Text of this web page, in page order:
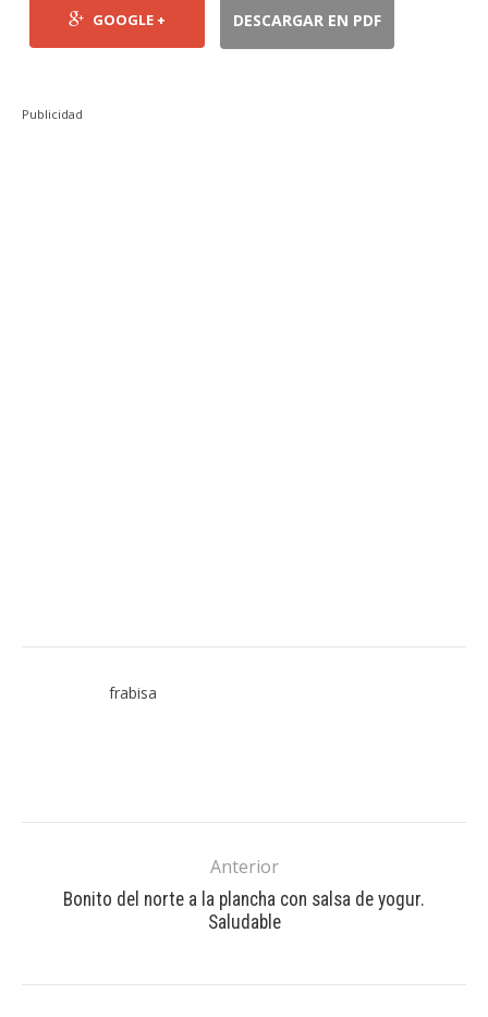
GOOGLE + DESCARGAR EN PDF
Publicidad
frabisa
Anterior
Bonito del norte a la plancha con salsa de yogur.
Saludable